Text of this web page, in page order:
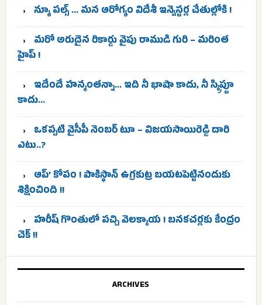
న్యూ పల్స్ … మన ఆరోగ్యం విదేశీ ఇన్వెస్టర్ల చేతుల్లోకి !
మరో అరుదైన రికార్డు వైపు రాముడి గురి – మరింత
హైప్ !
ఇదేందే హన్మంతన్నా… ఇది నీ భాషా కాదు, నీ స్క్రిప్టూ
కాదు…
ఒకప్పటి వైసీపీ నెంబర్ టూ – విజయసాయిరెడ్డి దారి
ఎటు..?
ఆప్’ కోపం ! పాకిస్థాన్ ఉగ్రకుట్ర బయటపెట్టినందుకు
శిక్షించింది !!
హరీష్ గొంతులో పచ్చి వెలక్కాయ ! బనకచర్లకు కేంద్రం
చెక్ !!
ARCHIVES